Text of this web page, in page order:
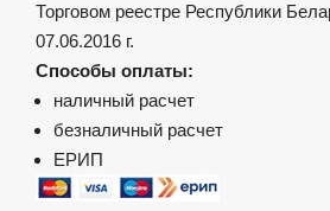
Торговом реестре Республики
07.06.2016 г.
Способы оплаты:
наличный расчет
безналичный расчет
ЕРИП